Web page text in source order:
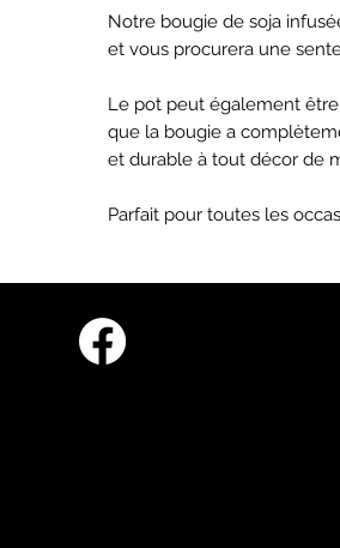
Notre bougie de soja
et vous procurera une
Le pot peut également
que la bougie a
et durable à tout décor de
Parfait pour toutes les